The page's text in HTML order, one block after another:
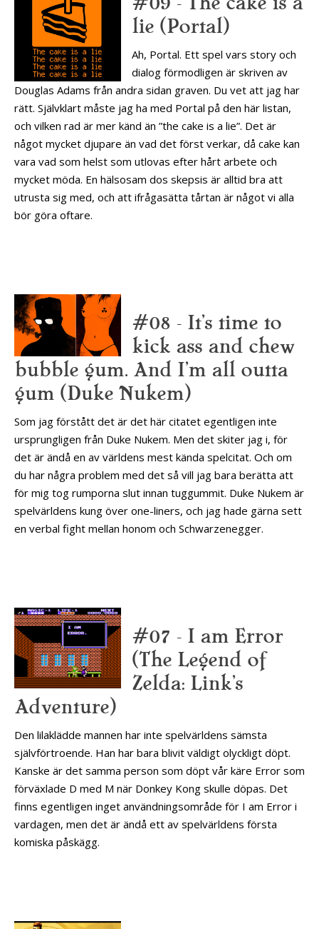
lie (Portal)
Ah, Portal. Ett spel vars story och
dialog förmodligen är skriven av
Douglas Adams från andra sidan graven. Du vet att jag har
rätt. Självklart måste jag ha med Portal på den här listan,
och vilken rad är mer känd än ”the cake is a lie”. Det är
något mycket djupare än vad det först verkar, då cake kan
vara vad som helst som utlovas efter hårt arbete och
mycket möda. En hälsosam dos skepsis är alltid bra att
utrusta sig med, och att ifrågasätta tårtan är något vi alla
bör göra oftare.
#08 – It’s time to
kick ass and chew
bubble gum. And I’m all outta
gum (Duke Nukem)
Som jag förstått det är det här citatet egentligen inte
ursprungligen från Duke Nukem. Men det skiter jag i, för
det är ändå en av världens mest kända spelcitat. Och om
du har några problem med det så vill jag bara berätta att
för mig tog rumporna slut innan tuggummit. Duke Nukem är
spelvärldens kung över one-liners, och jag hade gärna sett
en verbal fight mellan honom och Schwarzenegger.
#07 – I am Error
(The Legend of
Zelda: Link’s
Adventure)
Den lilaklädde mannen har inte spelvärldens sämsta
självförtroende. Han har bara blivit väldigt olyckligt döpt.
Kanske är det samma person som döpt vår käre Error som
förväxlade D med M när Donkey Kong skulle döpas. Det
finns egentligen inget användningsområde för I am Error i
vardagen, men det är ändå ett av spelvärldens första
komiska påskägg.